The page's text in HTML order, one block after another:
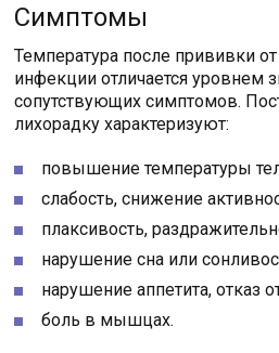
Симптомы
Температура после прививки
инфекции отличается уровнем
сопутствующих симптомов.
лихорадку характеризуют:
повышение температуры
слабость, снижение
плаксивость,
нарушение сна или
нарушение аппетита, отказ
боль в мышцах.